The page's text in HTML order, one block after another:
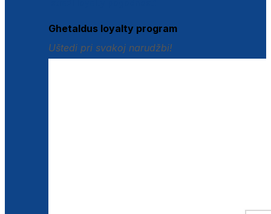
Ghetaldus loyalty program
Uštedi pri svakoj narudžbi!